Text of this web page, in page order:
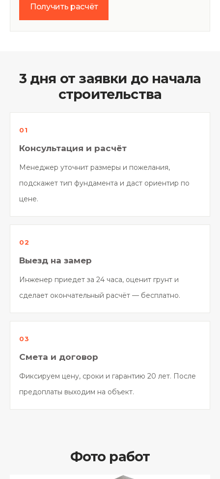
Получить расчёт
3 дня от заявки до начала
строительства
Консультация и расчёт
Менеджер уточнит размеры и пожелания,
подскажет тип фундамента и даст ориентир по
цене.
Выезд на замер
Инженер приедет за 24 часа, оценит грунт и
сделает окончательный расчёт — бесплатно.
Смета и договор
Фиксируем цену, сроки и гарантию 20 лет. После
предоплаты выходим на объект.
Фото работ